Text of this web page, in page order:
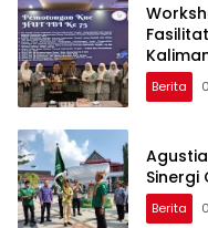
Berita
Sinergi
Berita